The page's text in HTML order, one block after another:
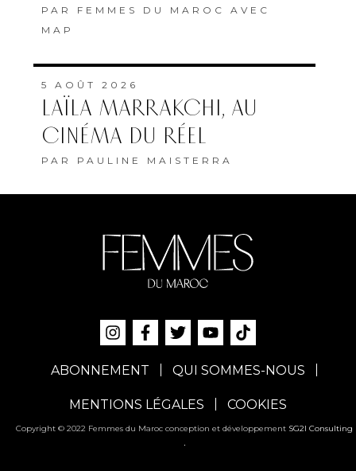
PAR FEMMES DU MAROC AVEC
MAP
5 AOÛT 2026
LAÏLA MARRAKCHI, AU
CINÉMA DU RÉEL
PAR PAULINE MAISTERRA
ABONNEMENT QUI SOMMES-NOUS
MENTIONS LÉGALES COOKIES
Copyright © 2022 Femmes du Maroc conception et développement SG2I Consulting